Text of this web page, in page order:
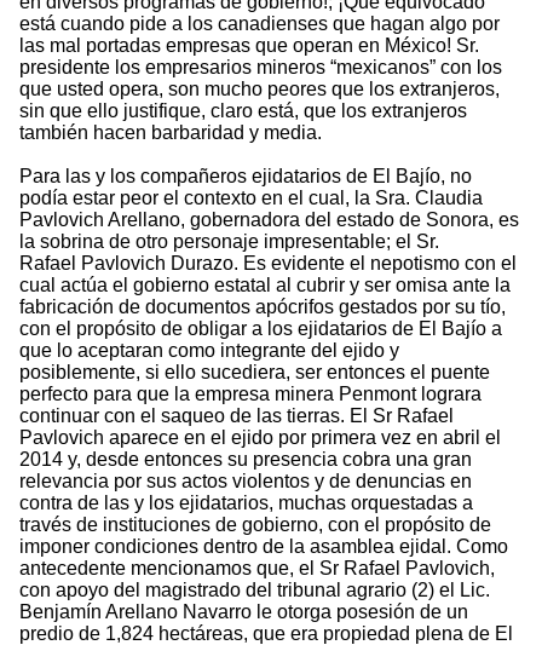
está cuando pide a los canadienses que hagan algo por
las mal portadas empresas que operan en México! Sr.
presidente los empresarios mineros “mexicanos” con los
que usted opera, son mucho peores que los extranjeros,
sin que ello justifique, claro está, que los extranjeros
también hacen barbaridad y media.
Para las y los compañeros ejidatarios de El Bajío, no
podía estar peor el contexto en el cual, la Sra. Claudia
Pavlovich Arellano, gobernadora del estado de Sonora, es
la sobrina de otro personaje impresentable; el Sr.
Rafael Pavlovich Durazo. Es evidente el nepotismo con el
cual actúa el gobierno estatal al cubrir y ser omisa ante la
fabricación de documentos apócrifos gestados por su tío,
con el propósito de obligar a los ejidatarios de El Bajío a
que lo aceptaran como integrante del ejido y
posiblemente, si ello sucediera, ser entonces el puente
perfecto para que la empresa minera Penmont lograra
continuar con el saqueo de las tierras. El Sr Rafael
Pavlovich aparece en el ejido por primera vez en abril el
2014 y, desde entonces su presencia cobra una gran
relevancia por sus actos violentos y de denuncias en
contra de las y los ejidatarios, muchas orquestadas a
través de instituciones de gobierno, con el propósito de
imponer condiciones dentro de la asamblea ejidal. Como
antecedente mencionamos que, el Sr Rafael Pavlovich,
con apoyo del magistrado del tribunal agrario (2) el Lic.
Benjamín Arellano Navarro le otorga posesión de un
predio de 1,824 hectáreas, que era propiedad plena de El